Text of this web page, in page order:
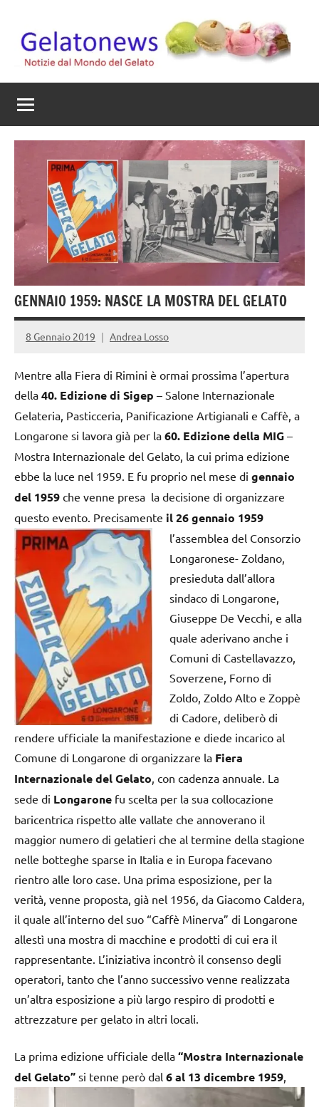
contenuto
Gelato
News
mondo
del
artigianale
GENNAIO 1959: NASCE LA MOSTRA DEL GELATO
8 Gennaio 2019 Andrea Losso
Mentre alla Fiera di Rimini è ormai prossima l’apertura
della 40. Edizione di Sigep – Salone Internazionale
Gelateria, Pasticceria, Panificazione Artigianali e Caffè, a
Longarone si lavora già per la 60. Edizione della MIG –
Mostra Internazionale del Gelato, la cui prima edizione
ebbe la luce nel 1959. E fu proprio nel mese di gennaio
del 1959 che venne presa la decisione di organizzare
questo evento. Precisamente il 26 gennaio 1959
l’assemblea del Consorzio
Longaronese- Zoldano,
presieduta dall’allora
sindaco di Longarone,
Giuseppe De Vecchi, e alla
quale aderivano anche i
Comuni di Castellavazzo,
Soverzene, Forno di
Zoldo, Zoldo Alto e Zoppè
di Cadore, deliberò di
rendere ufficiale la manifestazione e diede incarico al
Comune di Longarone di organizzare la Fiera
Internazionale del Gelato , con cadenza annuale. La
sede di Longarone fu scelta per la sua collocazione
baricentrica rispetto alle vallate che annoverano il
maggior numero di gelatieri che al termine della stagione
nelle botteghe sparse in Italia e in Europa facevano
rientro alle loro case. Una prima esposizione, per la
verità, venne proposta, già nel 1956, da Giacomo Caldera,
il quale all’interno del suo “Caffè Minerva” di Longarone
allestì una mostra di macchine e prodotti di cui era il
rappresentante. L’iniziativa incontrò il consenso degli
operatori, tanto che l’anno successivo venne realizzata
un’altra esposizione a più largo respiro di prodotti e
attrezzature per gelato in altri locali.
La prima edizione ufficiale della “Mostra Internazionale
del Gelato” si tenne però dal 6 al 13 dicembre 1959